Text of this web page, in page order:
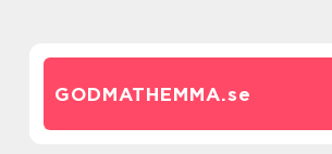
GODMATHEMMA.se